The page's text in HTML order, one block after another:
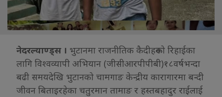
नेदरल्याण्ड्स । भुटानमा राजनीतिक कैदीहरूको रिहाईका
लागि विश्वव्यापी अभियान (जीसीआरपीपीबी)१८वर्षभन्दा
बढी समयदेखि भुटानको चामगाङ केन्द्रीय कारागारमा बन्दी
जीवन बिताइरहेका चतुरमान तामाङ र हस्तबहादुर राईलाई